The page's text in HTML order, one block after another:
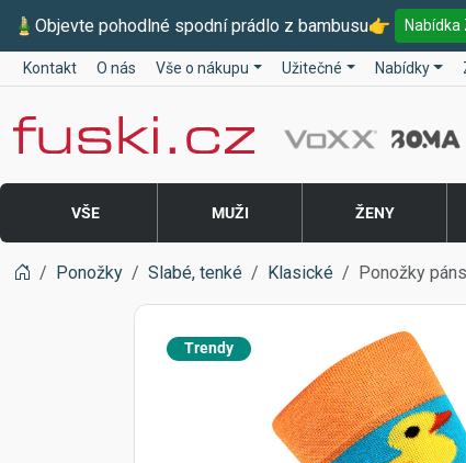
🎍 Objevte pohodlné spodní prádlo z bambusu👉 Nabídka
Kontakt O nás Vše o nákupu Užitečné Nabídky
Fuski BOMA
VŠE MUŽI ŽENY
Ponožky Slabé, tenké Klasické Ponožky
Trendy